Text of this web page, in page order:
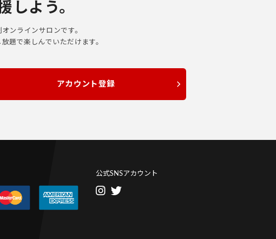
しよう。
ンラインサロンです。
題で楽しんでいただけます。
アカウント登録
公式SNSアカウント